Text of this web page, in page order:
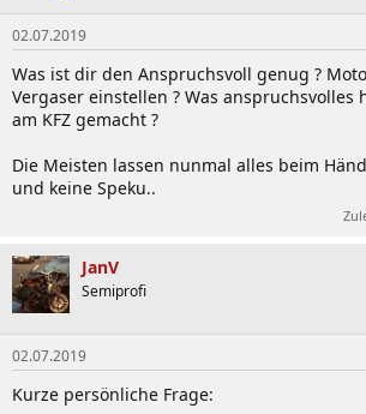
02.07.2019
Was ist dir den Anspruchsvoll genug ?
Vergaser einstellen ? Was anspruchsvolles
am KFZ gemacht ?
Die Meisten lassen nunmal alles beim
und keine Speku..
JanV
Semiprofi
02.07.2019
Kurze persönliche Frage: